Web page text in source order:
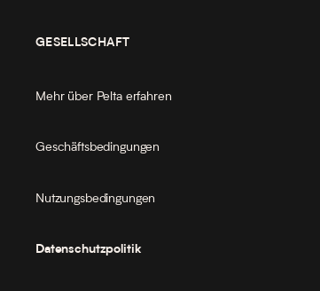
GESELLSCHAFT
Mehr über Pelta erfahren
Geschäftsbedingungen
Nutzungsbedingungen
Datenschutzpolitik